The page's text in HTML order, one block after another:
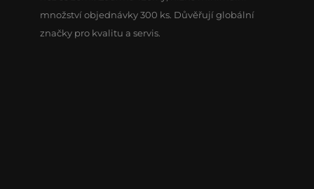
množství objednávky 300 ks. Důvěřují globální
značky pro kvalitu a servis.